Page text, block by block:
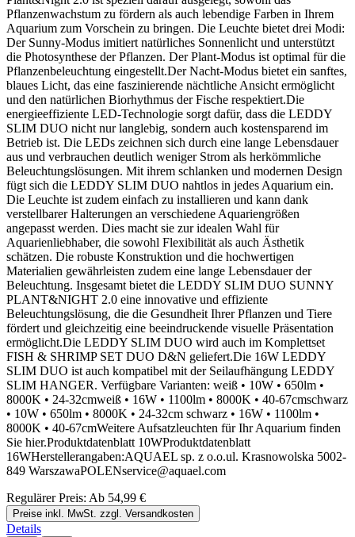
Pflanzenwachstum zu fördern als auch lebendige Farben in Ihrem
Aquarium zum Vorschein zu bringen. Die Leuchte bietet drei Modi:
Der Sunny-Modus imitiert natürliches Sonnenlicht und unterstützt
die Photosynthese der Pflanzen. Der Plant-Modus ist optimal für die
Pflanzenbeleuchtung eingestellt.Der Nacht-Modus bietet ein sanftes,
blaues Licht, das eine faszinierende nächtliche Ansicht ermöglicht
und den natürlichen Biorhythmus der Fische respektiert.Die
energieeffiziente LED-Technologie sorgt dafür, dass die LEDDY
SLIM DUO nicht nur langlebig, sondern auch kostensparend im
Betrieb ist. Die LEDs zeichnen sich durch eine lange Lebensdauer
aus und verbrauchen deutlich weniger Strom als herkömmliche
Beleuchtungslösungen. Mit ihrem schlanken und modernen Design
fügt sich die LEDDY SLIM DUO nahtlos in jedes Aquarium ein.
Die Leuchte ist zudem einfach zu installieren und kann dank
verstellbarer Halterungen an verschiedene Aquariengrößen
angepasst werden. Dies macht sie zur idealen Wahl für
Aquarienliebhaber, die sowohl Flexibilität als auch Ästhetik
schätzen. Die robuste Konstruktion und die hochwertigen
Materialien gewährleisten zudem eine lange Lebensdauer der
Beleuchtung. Insgesamt bietet die LEDDY SLIM DUO SUNNY
PLANT&NIGHT 2.0 eine innovative und effiziente
Beleuchtungslösung, die die Gesundheit Ihrer Pflanzen und Tiere
fördert und gleichzeitig eine beeindruckende visuelle Präsentation
ermöglicht.Die LEDDY SLIM DUO wird auch im Komplettset
FISH & SHRIMP SET DUO D&N geliefert.Die 16W LEDDY
SLIM DUO ist auch kompatibel mit der Seilaufhängung LEDDY
SLIM HANGER. Verfügbare Varianten: weiß • 10W • 650lm •
8000K • 24-32cmweiß • 16W • 1100lm • 8000K • 40-67cmschwarz
• 10W • 650lm • 8000K • 24-32cm schwarz • 16W • 1100lm •
8000K • 40-67cmWeitere Aufsatzleuchten für Ihr Aquarium finden
Sie hier.Produktdatenblatt 10WProduktdatenblatt
16WHerstellerangaben:AQUAEL sp. z o.o.ul. Krasnowolska 5002-
849 WarszawaPOLENservice@aquael.com
Regulärer Preis: Ab 54,99 €
Preise inkl. MwSt. zzgl. Versandkosten
Details